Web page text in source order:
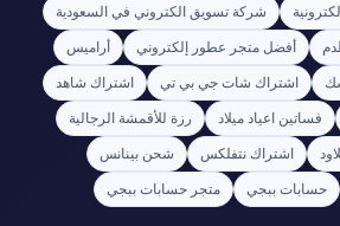
شركة تسويق الكتروني في السعودية
أفضل متجر عطور إلكتروني
أراميس
اشتراك شات جي بي تي
اشتراك شاهد
فساتين اعياد ميلاد
رزة للأقمشة الرجالية
اشتراك نتفلكس
شحن بينانس
حسابات ببجي متجر حسابات ببجي